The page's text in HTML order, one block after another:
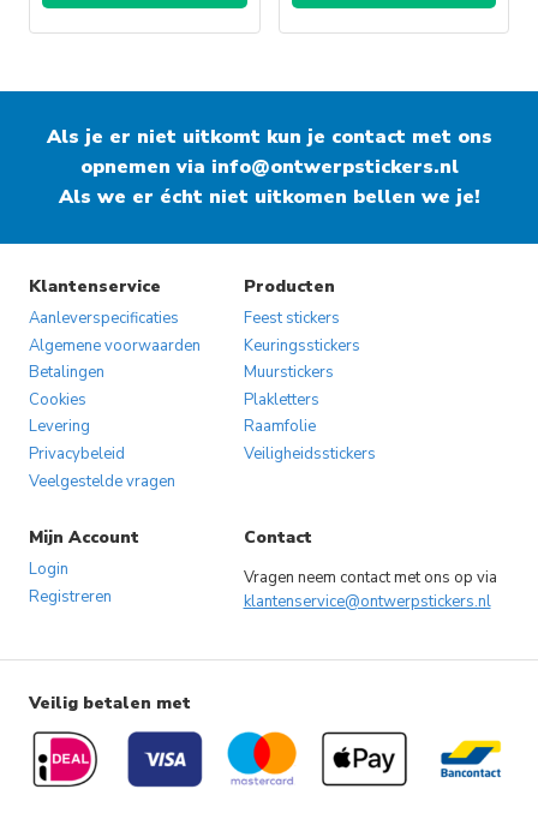
Als je er niet uitkomt kun je contact met ons
opnemen via info@ontwerpstickers.nl
Als we er écht niet uitkomen bellen we je!
Klantenservice
Aanleverspecificaties
Algemene voorwaarden
Betalingen
Cookies
Levering
Privacybeleid
Veelgestelde vragen
Producten
Feest stickers
Keuringsstickers
Muurstickers
Plakletters
Raamfolie
Veiligheidsstickers
Mijn Account
Login
Registreren
Contact
Vragen neem contact met ons op via
klantenservice@ontwerpstickers.nl
Veilig betalen met